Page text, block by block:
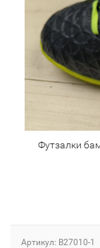
Футзалки
Артикул: B27010-1